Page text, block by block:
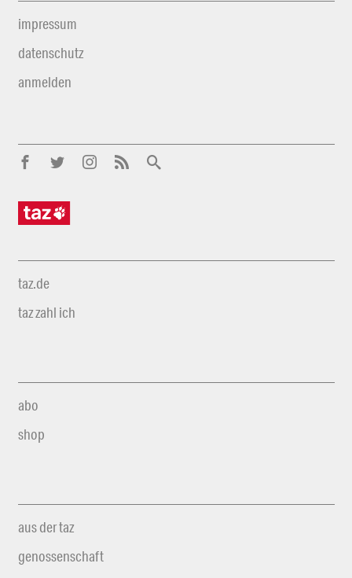
impressum
datenschutz
anmelden
taz.de
taz zahl ich
abo
shop
aus der taz
genossenschaft